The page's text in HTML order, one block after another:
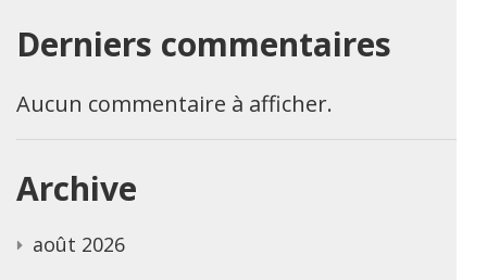
Derniers commentaires
Aucun commentaire à afficher.
Archive
août 2026